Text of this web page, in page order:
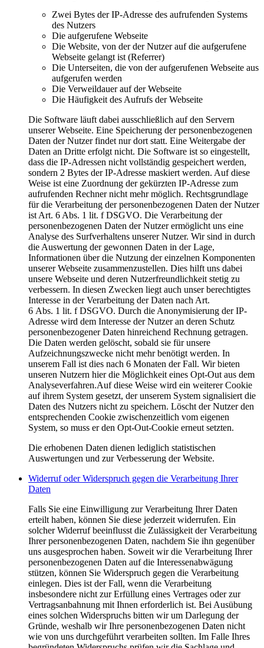
Zwei Bytes der IP-Adresse des aufrufenden Systems
des Nutzers
Die aufgerufene Webseite
Die Website, von der der Nutzer auf die aufgerufene
Webseite gelangt ist (Referrer)
Die Unterseiten, die von der aufgerufenen Webseite aus
aufgerufen werden
Die Verweildauer auf der Webseite
Die Häufigkeit des Aufrufs der Webseite
Die Software läuft dabei ausschließlich auf den Servern
unserer Webseite. Eine Speicherung der personenbezogenen
Daten der Nutzer findet nur dort statt. Eine Weitergabe der
Daten an Dritte erfolgt nicht. Die Software ist so eingestellt,
dass die IP-Adressen nicht vollständig gespeichert werden,
sondern 2 Bytes der IP-Adresse maskiert werden. Auf diese
Weise ist eine Zuordnung der gekürzten IP-Adresse zum
aufrufenden Rechner nicht mehr möglich. Rechtsgrundlage
für die Verarbeitung der personenbezogenen Daten der Nutzer
ist Art. 6 Abs. 1 lit. f DSGVO. Die Verarbeitung der
personenbezogenen Daten der Nutzer ermöglicht uns eine
Analyse des Surfverhaltens unserer Nutzer. Wir sind in durch
die Auswertung der gewonnen Daten in der Lage,
Informationen über die Nutzung der einzelnen Komponenten
unserer Webseite zusammenzustellen. Dies hilft uns dabei
unsere Webseite und deren Nutzerfreundlichkeit stetig zu
verbessern. In diesen Zwecken liegt auch unser berechtigtes
Interesse in der Verarbeitung der Daten nach Art.
6 Abs. 1 lit. f DSGVO. Durch die Anonymisierung der IP-
Adresse wird dem Interesse der Nutzer an deren Schutz
personenbezogener Daten hinreichend Rechnung getragen.
Die Daten werden gelöscht, sobald sie für unsere
Aufzeichnungszwecke nicht mehr benötigt werden. In
unserem Fall ist dies nach 6 Monaten der Fall. Wir bieten
unseren Nutzern hier die Möglichkeit eines Opt-Out aus dem
Analyseverfahren.Auf diese Weise wird ein weiterer Cookie
auf ihrem System gesetzt, der unserem System signalisiert die
Daten des Nutzers nicht zu speichern. Löscht der Nutzer den
entsprechenden Cookie zwischenzeitlich vom eigenen
System, so muss er den Opt-Out-Cookie erneut setzten.
Die erhobenen Daten dienen lediglich statistischen
Auswertungen und zur Verbesserung der Website.
Widerruf oder Widerspruch gegen die Verarbeitung Ihrer
Daten
Falls Sie eine Einwilligung zur Verarbeitung Ihrer Daten
erteilt haben, können Sie diese jederzeit widerrufen. Ein
solcher Widerruf beeinflusst die Zulässigkeit der Verarbeitung
Ihrer personenbezogenen Daten, nachdem Sie ihn gegenüber
uns ausgesprochen haben. Soweit wir die Verarbeitung Ihrer
personenbezogenen Daten auf die Interessenabwägung
stützen, können Sie Widerspruch gegen die Verarbeitung
einlegen. Dies ist der Fall, wenn die Verarbeitung
insbesondere nicht zur Erfüllung eines Vertrages oder zur
Vertragsanbahnung mit Ihnen erforderlich ist. Bei Ausübung
eines solchen Widerspruchs bitten wir um Darlegung der
Gründe, weshalb wir Ihre personenbezogenen Daten nicht
wie von uns durchgeführt verarbeiten sollten. Im Falle Ihres